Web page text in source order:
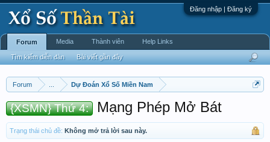
Đăng nhập | Đăng ký
Forum Dự Đoán Xổ Số Miền Nam
{XSMN} Thứ 4: Mạng Phép Mở Bát
Trạng thái chủ đề: Không mở trả lời sau này.
Forum
Tìm kiếm diễn đàn Bài viết gần đây
Media Thành viên Help Links